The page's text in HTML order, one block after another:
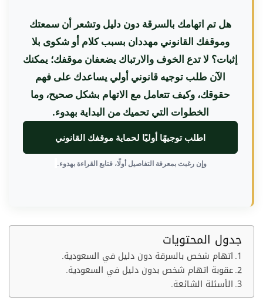
هل تم اتهامك بالسرقة دون دليل وتشعر أن سمعتك
وموقفك القانوني مهددان بسبب كلام أو شكوى بلا
إثبات؟ لا تدع الخوف والارتباك يضعفان موقفك؛ يمكنك
الآن طلب توجيه قانوني أولي يساعدك على فهم
حقوقك، وكيف تتعامل مع الاتهام بشكل صحيح، وما
الخطوات التي تحميك من البداية بهدوء.
اطلب توجيهًا أوليًا لحماية موقفك القانوني
وإن رغبت بمعرفة التفاصيل أولًا، فتابع القراءة بهدوء.
جدول المحتويات
اتهام شخص بالسرقة دون دليل في السعودية.
عقوبة اتهام شخص بدون دليل في السعودية.
الأسئلة الشائعة.